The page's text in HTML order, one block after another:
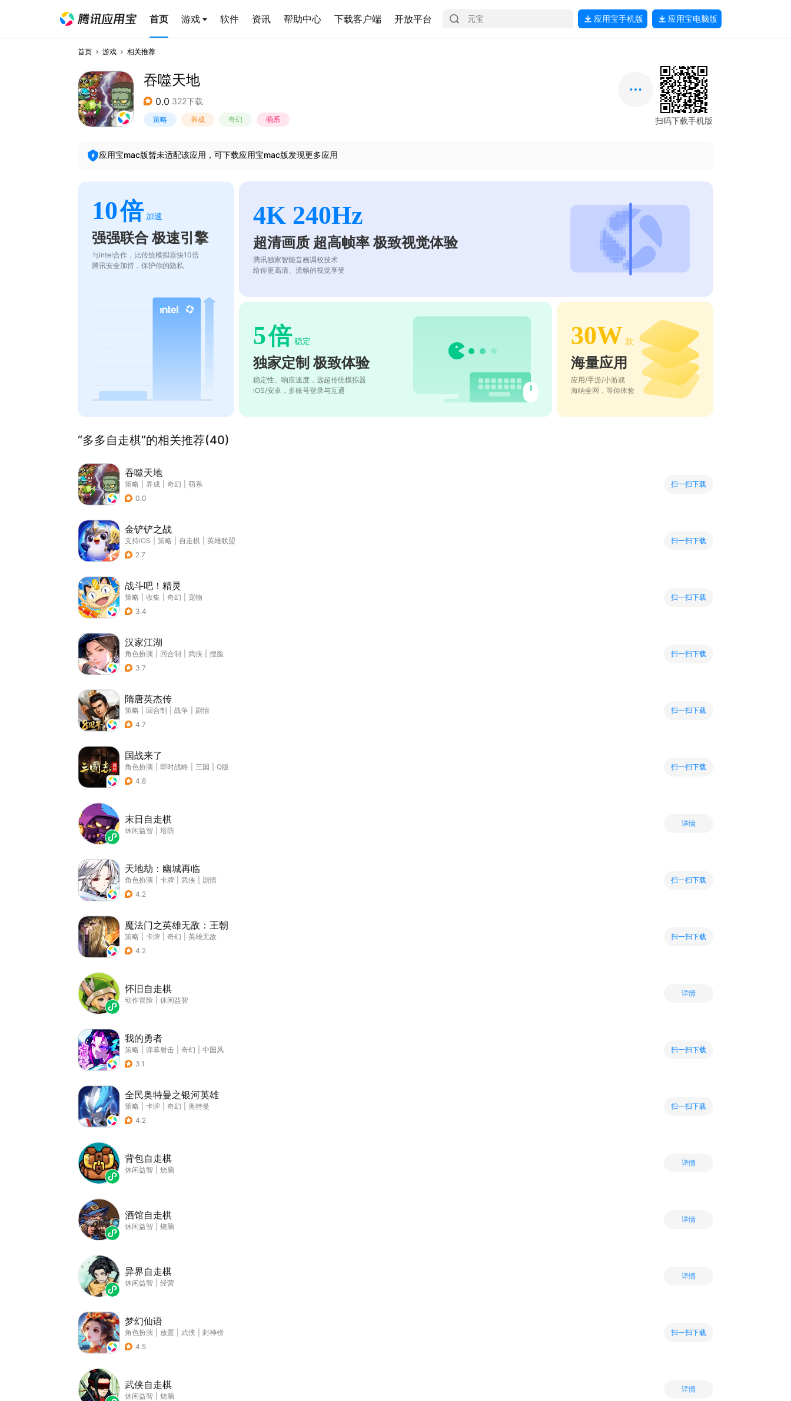
首页 游戏 软件 资讯 帮助中心 下载客户端 开放平台 应用宝手机版 应用宝电脑版
首页 游戏 相关推荐
吞噬天地
0.0 322下载
策略 养成 奇幻 萌系 扫码下载手机版
应用宝mac版暂未适配该应用，可下载应用宝mac版发现更多应用
10倍 加速
强强联合 极速引擎
与intel合作，比传统模拟器快10倍
腾讯安全加持，保护你的隐私
4K 240Hz
超清画质 超高帧率 极致视觉体验
腾讯独家智能音画调校技术
给你更高清、流畅的视觉享受
5倍 稳定
独家定制 极致体验
稳定性、响应速度，远超传统模拟器
iOS/安卓，多账号登录与互通
30W 款
海量应用
应用/手游/小游戏
海纳全网，等你体验
“多多自走棋”的相关推荐(40)
吞噬天地
策略 养成 奇幻
萌系
0.0
扫一扫下载
金铲铲之战
支持iOS 策略 自走棋
英雄联盟
2.7
扫一扫下载
战斗吧！精灵
策略 收集 奇幻
宠物
3.4
扫一扫下载
汉家江湖
角色扮演 回合制 武侠
捏脸
3.7
扫一扫下载
隋唐英杰传
策略 回合制 战争
剧情
4.7
扫一扫下载
国战来了
角色扮演 即时战略 三国
Q版
4.8
扫一扫下载
末日自走棋
休闲益智 塔防
详情
天地劫：幽城再临
角色扮演 卡牌 武侠
剧情
4.2
扫一扫下载
魔法门之英雄无敌：王朝
策略 卡牌 奇幻
英雄无敌
4.2
扫一扫下载
怀旧自走棋
动作冒险 休闲益智
详情
我的勇者
策略 弹幕射击 奇幻
中国风
3.1
扫一扫下载
全民奥特曼之银河英雄
策略 卡牌 奇幻
奥特曼
4.2
扫一扫下载
背包自走棋
休闲益智 烧脑
详情
酒馆自走棋
休闲益智 烧脑
详情
异界自走棋
休闲益智 经营
详情
梦幻仙语
角色扮演 放置 武侠
封神榜
4.5
扫一扫下载
武侠自走棋
休闲益智 烧脑
详情